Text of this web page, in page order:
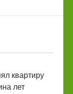
квартиру
лет